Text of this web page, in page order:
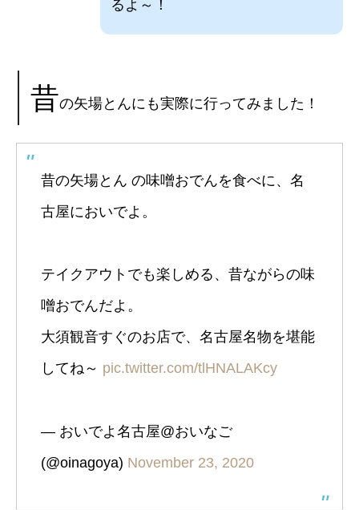
るよ～！
昔の矢場とんにも実際に行ってみました！
昔の矢場とん の味噌おでんを食べに、名
古屋においでよ。
テイクアウトでも楽しめる、昔ながらの味
噌おでんだよ。
大須観音すぐのお店で、名古屋名物を堪能
してね～ pic.twitter.com/tlHNALAKcy
— おいでよ名古屋@おいなご
(@oinagoya) November 23, 2020